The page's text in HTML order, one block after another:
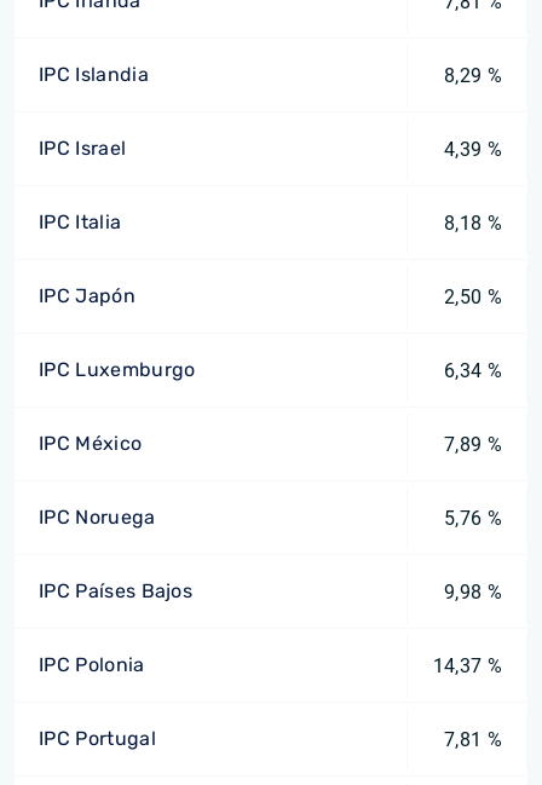
IPC Islandia 8,29 %
IPC Israel 4,39 %
IPC Italia 8,18 %
IPC Japón 2,50 %
IPC Luxemburgo 6,34 %
IPC México 7,89 %
IPC Noruega 5,76 %
IPC Países Bajos 9,98 %
IPC Polonia 14,37 %
IPC Portugal 7,81 %